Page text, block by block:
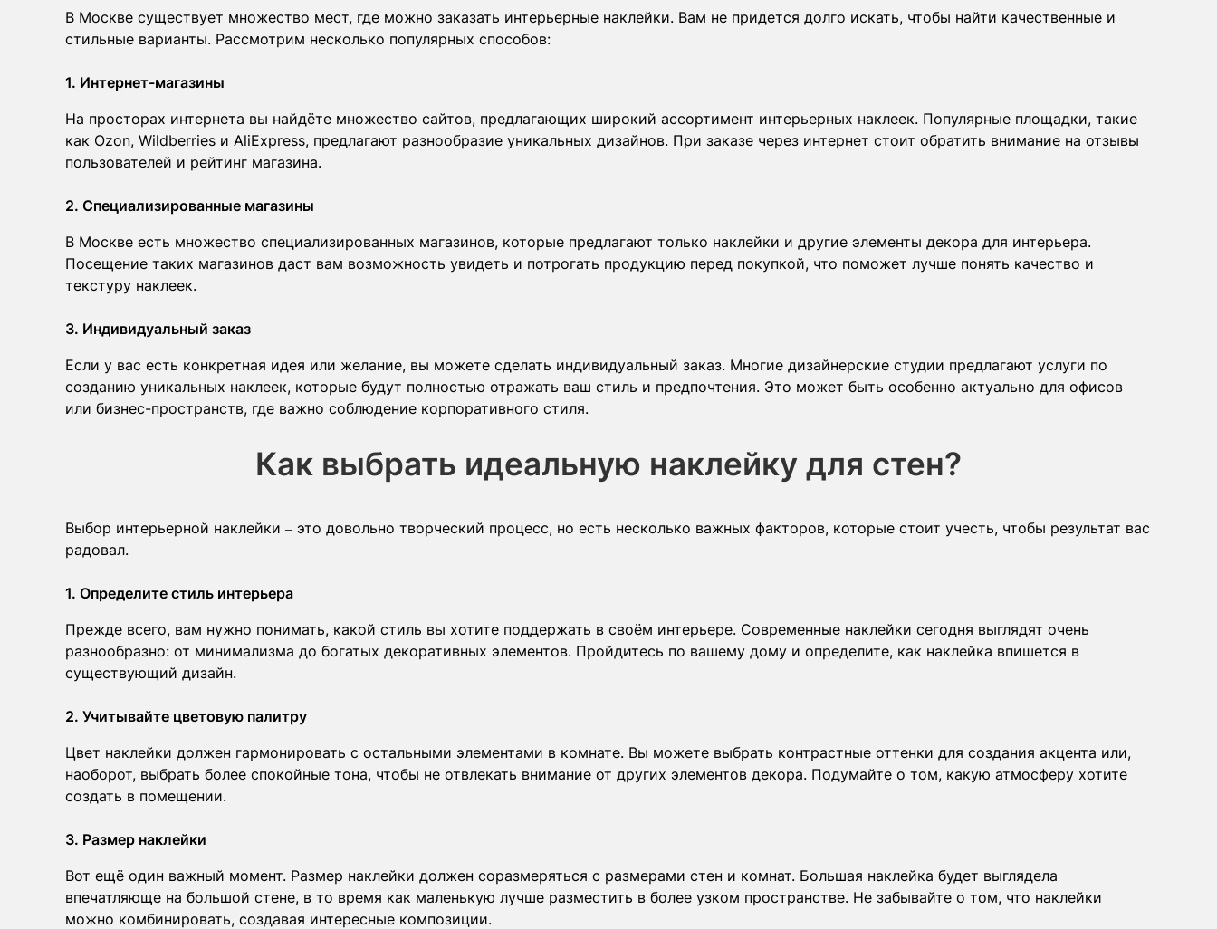
В Москве существует множество мест, где можно заказать интерьерные наклейки. Вам не придется долго искать, чтобы найти качественные и
стильные варианты. Рассмотрим несколько популярных способов:
1. Интернет-магазины
На просторах интернета вы найдёте множество сайтов, предлагающих широкий ассортимент интерьерных наклеек. Популярные площадки, такие
как Ozon, Wildberries и AliExpress, предлагают разнообразие уникальных дизайнов. При заказе через интернет стоит обратить внимание на отзывы
пользователей и рейтинг магазина.
2. Специализированные магазины
В Москве есть множество специализированных магазинов, которые предлагают только наклейки и другие элементы декора для интерьера.
Посещение таких магазинов даст вам возможность увидеть и потрогать продукцию перед покупкой, что поможет лучше понять качество и
текстуру наклеек.
3. Индивидуальный заказ
Если у вас есть конкретная идея или желание, вы можете сделать индивидуальный заказ. Многие дизайнерские студии предлагают услуги по
созданию уникальных наклеек, которые будут полностью отражать ваш стиль и предпочтения. Это может быть особенно актуально для офисов
или бизнес-пространств, где важно соблюдение корпоративного стиля.
Как выбрать идеальную наклейку для стен?
Выбор интерьерной наклейки – это довольно творческий процесс, но есть несколько важных факторов, которые стоит учесть, чтобы результат вас
радовал.
1. Определите стиль интерьера
Прежде всего, вам нужно понимать, какой стиль вы хотите поддержать в своём интерьере. Современные наклейки сегодня выглядят очень
разнообразно: от минимализма до богатых декоративных элементов. Пройдитесь по вашему дому и определите, как наклейка впишется в
существующий дизайн.
2. Учитывайте цветовую палитру
Цвет наклейки должен гармонировать с остальными элементами в комнате. Вы можете выбрать контрастные оттенки для создания акцента или,
наоборот, выбрать более спокойные тона, чтобы не отвлекать внимание от других элементов декора. Подумайте о том, какую атмосферу хотите
создать в помещении.
3. Размер наклейки
Вот ещё один важный момент. Размер наклейки должен соразмеряться с размерами стен и комнат. Большая наклейка будет выглядела
впечатляюще на большой стене, в то время как маленькую лучше разместить в более узком пространстве. Не забывайте о том, что наклейки
можно комбинировать, создавая интересные композиции.